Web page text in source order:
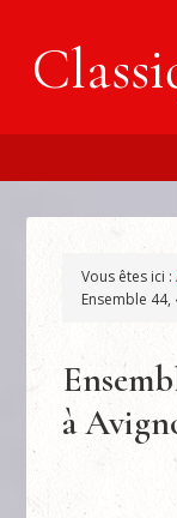
Vous êtes ici :
Ensemble 44,
à